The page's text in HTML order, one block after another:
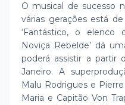
O musical de sucesso
várias gerações está
‘Fantástico, o
Noviça Rebelde’ dá
poderá assistir a partir
Janeiro. A
Malu Rodrigues e
Maria e Capitão Von